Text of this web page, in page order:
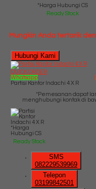
*Harga Hubungi CS
Ready Stock
Mungkin Anda tertarik
Hubungi Kami
QUICK ORDER
Whatsapp
Partisi Kantor Indachi 4 X R
*Pemesanan dapat
menghubungi kontak di
*Harga
Hubungi CS
Ready Stock
SMS
082229539969
Telepon
03199842501